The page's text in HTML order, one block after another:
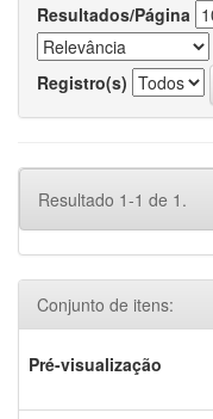
Resultados/Página
Registro(s)
Resultado 1-1 de 1.
Conjunto de itens:
Pré-visualização